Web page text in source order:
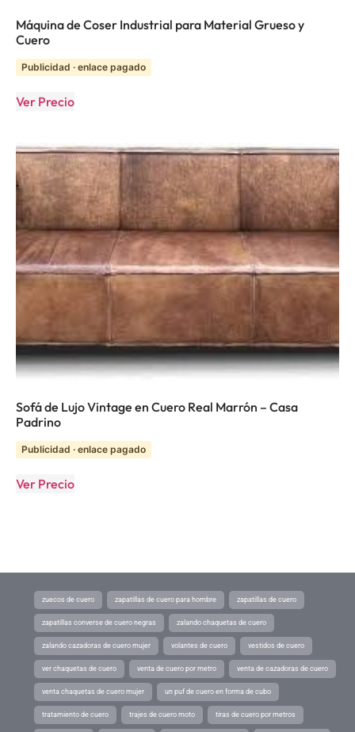
Máquina de Coser Industrial para Material Grueso y
Cuero
Publicidad · enlace pagado
Ver Precio
Sofá de Lujo Vintage en Cuero Real Marrón – Casa
Padrino
Publicidad · enlace pagado
Ver Precio
zuecos de cuero zapatillas de cuero para hombre zapatillas de cuero
zapatillas converse de cuero negras zalando chaquetas de cuero
zalando cazadoras de cuero mujer volantes de cuero vestidos de cuero
ver chaquetas de cuero venta de cuero por metro venta de cazadoras de cuero
venta chaquetas de cuero mujer un puf de cuero en forma de cubo
tratamiento de cuero trajes de cuero moto tiras de cuero por metros